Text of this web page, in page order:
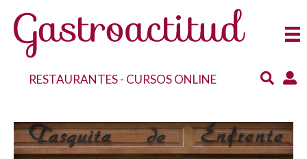
RESTAURANTES- CURSOS ONLINE